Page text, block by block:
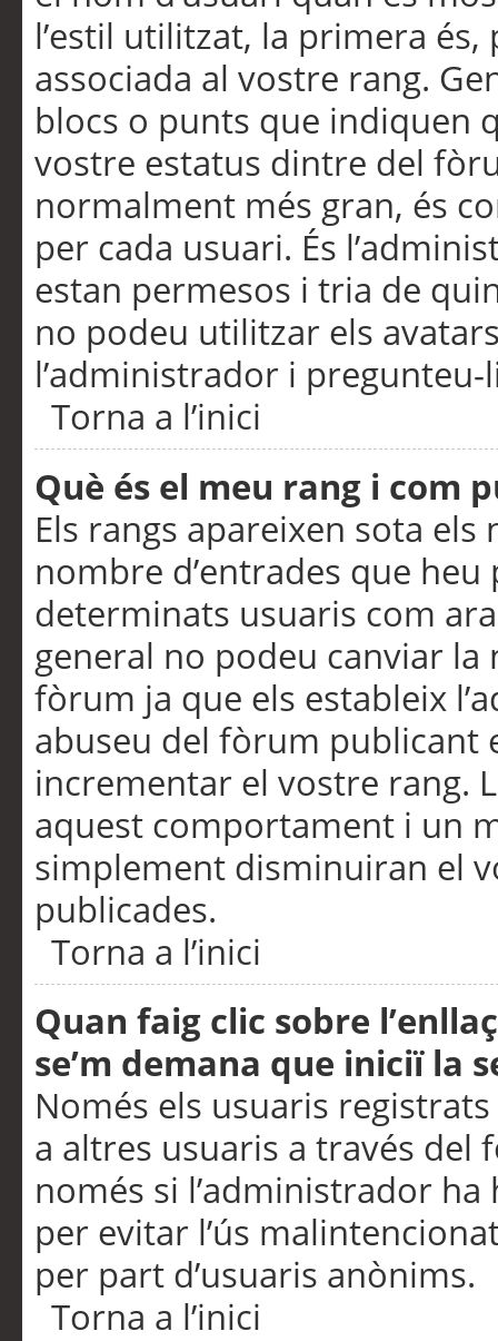
l’estil utilitzat, la primera
associada al vostre rang.
blocs o punts que indiquen
vostre estatus dintre del
normalment més gran, és
per cada usuari. És
estan permesos i tria de
no podeu utilitzar els
l’administrador i pregunteu-
Torna a l’inici
Què és el meu rang i com
Els rangs apareixen sota
nombre d’entrades que
determinats usuaris com
general no podeu canviar
fòrum ja que els estableix
abuseu del fòrum publicant
incrementar el vostre rang.
aquest comportament i un
simplement disminuiran el
publicades.
Torna a l’inici
Quan faig clic sobre
se’m demana que iniciï la
Només els usuaris
a altres usuaris a través
només si l’administrador
per evitar l’ús
per part d’usuaris anònims.
Torna a l’inici